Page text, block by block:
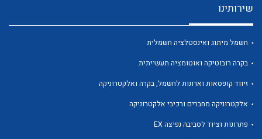
שירותינו
חשמל מיתוג ואינסטלציה חשמלית
בקרה רובוטיקה ואוטומציה תעשייתית
זיווד קופסאות וארונות לחשמל, בקרה ואלקטרוניקה
אלקטרוניקה מחברים ורכיבי אלקטרוניקה
פתרונות וציוד לסביבה נפיצה EX